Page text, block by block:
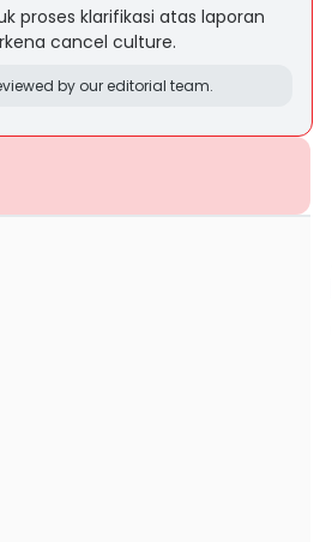
proses klarifikasi atas laporan
cancel culture.
by our editorial team.